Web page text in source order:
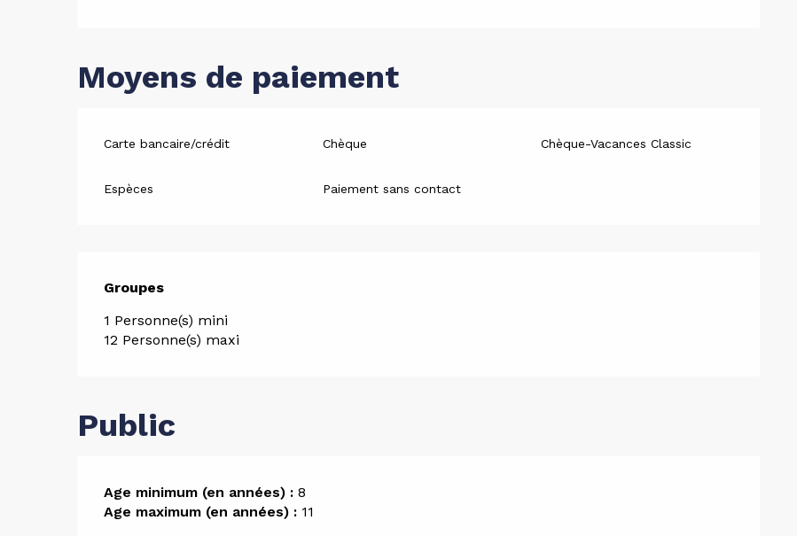
Moyens de paiement
Carte bancaire/crédit Chèque Chèque-Vacances Classic
Espèces Paiement sans contact
Groupes
Groupes
1 Personne(s) mini
12 Personne(s) maxi
Public
Age minimum (en années) : 8
Age maximum (en années) : 11